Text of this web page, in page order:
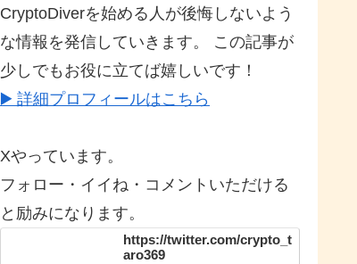
CryptoDiverを始める人が後悔しないよう
な情報を発信していきます。 この記事が
少しでもお役に立てば嬉しいです！
▶️ 詳細プロフィールはこちら
Xやっています。
フォロー・イイね・コメントいただける
と励みになります。
https://twitter.com/crypto_t
aro369